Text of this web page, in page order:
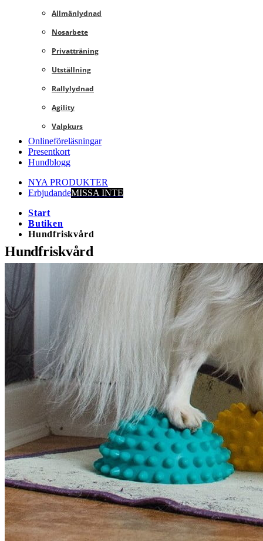
Allmänlydnad
Nosarbete
Privatträning
Utställning
Rallylydnad
Agility
Valpkurs
Onlineföreläsningar
Presentkort
Hundblogg
NYA PRODUKTER
ErbjudandeMISSA INTE
Start
Butiken
Hundfriskvård
Hundfriskvård